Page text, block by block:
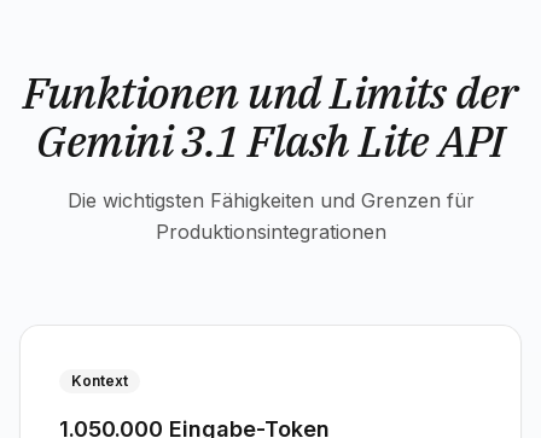
Funktionen und Limits der
Gemini 3.1 Flash Lite API
Die wichtigsten Fähigkeiten und Grenzen für
Produktionsintegrationen
Kontext
1.050.000 Eingabe-Token